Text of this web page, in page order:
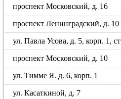
проспект Московский, д. 16
проспект Ленинградский, д. 10
ул. Павла Усова, д. 5, корп. 1,
проспект Московский, д. 10
ул. Тимме Я. д. 6, корп. 1
ул. Касаткиной, д. 7